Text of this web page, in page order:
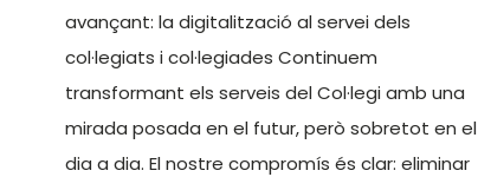
avançant: la digitalització al servei dels
col·legiats i col·legiades Continuem
transformant els serveis del Col·legi amb una
mirada posada en el futur, però sobretot en el
dia a dia. El nostre compromís és clar: eliminar